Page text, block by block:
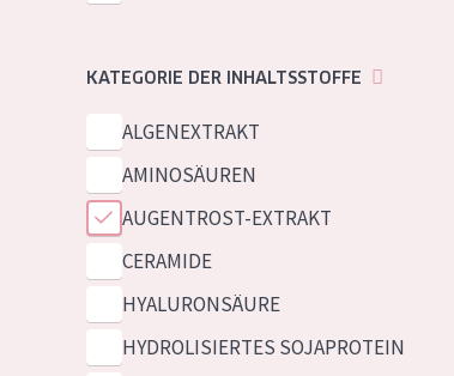
KATEGORIE DER INHALTSSTOFFE
ALGENEXTRAKT
AMINOSÄUREN
AUGENTROST-EXTRAKT
CERAMIDE
HYALURONSÄURE
HYDROLISIERTES SOJAPROTEIN